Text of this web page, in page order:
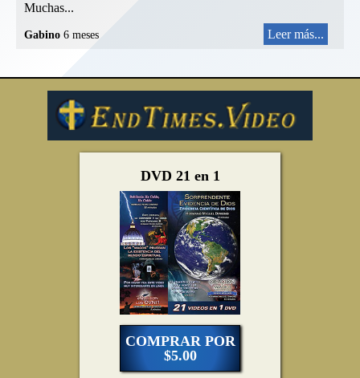
Muchas...
Gabino 6 meses Leer más...
DVD 21 en 1
COMPRAR POR
$5.00